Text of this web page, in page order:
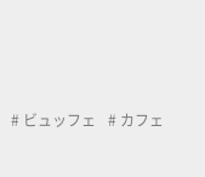
ビュッフェ
カフェ